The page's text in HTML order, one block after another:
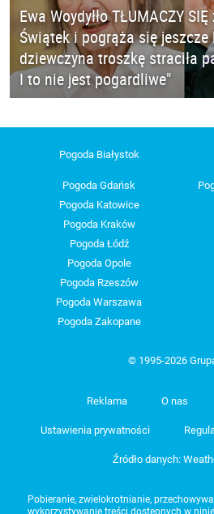
Ewa Woydyłło TŁUMACZY
Świątek i pogrąża się jeszcze
dziewczyna troszkę straciła
I to nie jest pogardliwe"
Pogoda Białystok
Pogoda Gdańsk
Pogoda Katowice
Pogoda Kraków
Pogoda Łódź
Pogoda Opole
Pogoda Rzeszów
Pogoda Warszawa
Pogoda Zakopane
© 1995-2026
Reklama O nas
Ustawienia prywatności
Źródło danych:
Pobieranie, zwielokrotnianie,
wykorzystywanie treści dostępnych w